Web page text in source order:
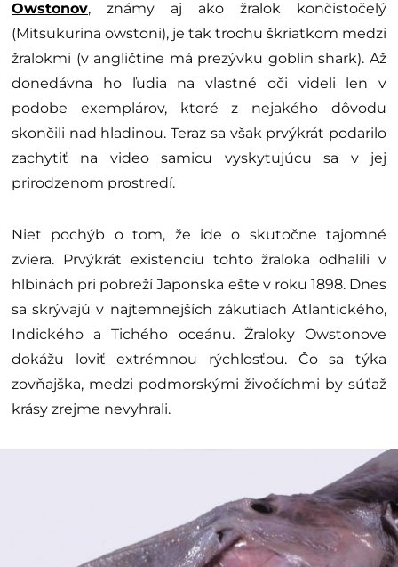
Owstonov, známy aj ako žralok končistočelý
(Mitsukurina owstoni), je tak trochu škriatkom medzi
žralokmi (v angličtine má prezývku goblin shark). Až
donedávna ho ľudia na vlastné oči videli len v
podobe exemplárov, ktoré z nejakého dôvodu
skončili nad hladinou. Teraz sa však prvýkrát podarilo
zachytiť na video samicu vyskytujúcu sa v jej
prirodzenom prostredí.
Niet pochýb o tom, že ide o skutočne tajomné
zviera. Prvýkrát existenciu tohto žraloka odhalili v
hlbinách pri pobreží Japonska ešte v roku 1898. Dnes
sa skrývajú v najtemnejších zákutiach Atlantického,
Indického a Tichého oceánu. Žraloky Owstonove
dokážu loviť extrémnou rýchlosťou. Čo sa týka
zovňajška, medzi podmorskými živočíchmi by súťaž
krásy zrejme nevyhrali.